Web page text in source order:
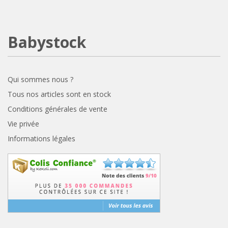
Babystock
Qui sommes nous ?
Tous nos articles sont en stock
Conditions générales de vente
Vie privée
Informations légales